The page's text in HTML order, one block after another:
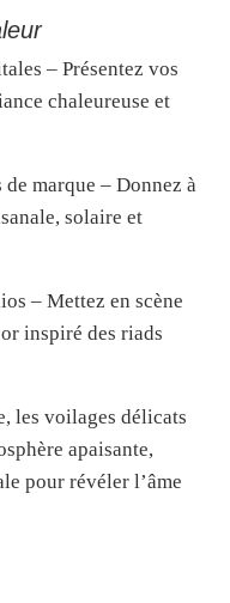
– Présentez vos
chaleureuse et
marque – Donnez à
solaire et
– Mettez en scène
inspiré des riads
les voilages délicats
apaisante,
pour révéler l’âme